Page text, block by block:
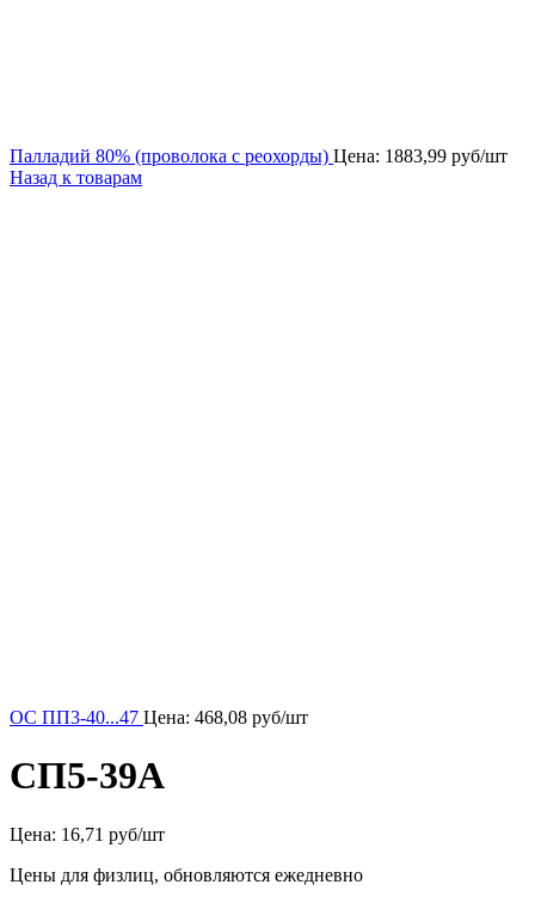
Палладий 80% (проволока с реохорды) Цена: 1883,99 руб/шт
Назад к товарам
ОС ПП3-40...47 Цена: 468,08 руб/шт
СП5-39А
Цена: 16,71 руб/шт
Цены для физлиц, обновляются ежедневно